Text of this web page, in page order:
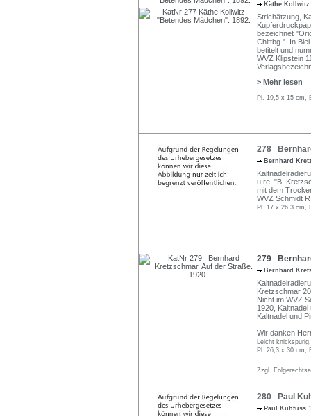
Käthe Kollwitz
Strichätzung,
bezeichnet
Chlttbg.". In
betitelt und
WVZ Klipstein
> Mehr lesen
Pl. 19,5 x 15 cm,
278
Bernhard
u.re. "B.
mit dem
WVZ Schmidt
Pl. 17 x 26,3 cm,
279
Bernhard
Kretzschmar
Nicht im WVZ
1920,
Kaltnadel und
Wir danken
Leicht
Pl. 26,3 x 30 cm,
Zzgl.
280 Paul
Paul Kuhfuss